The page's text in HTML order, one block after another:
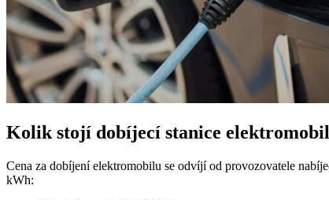
Kolik stojí dobíjecí stanice
Cena za dobíjení elektromobilu se odvíjí od provozovatele
kWh: